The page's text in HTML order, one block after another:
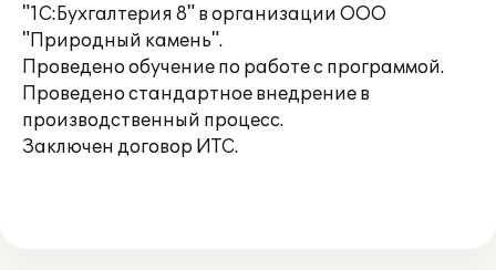
"1С:Бухгалтерия 8" в организации ООО
"Природный камень".
Проведено обучение по работе с программой.
Проведено стандартное внедрение в
производственный процесс.
Заключен договор ИТС.